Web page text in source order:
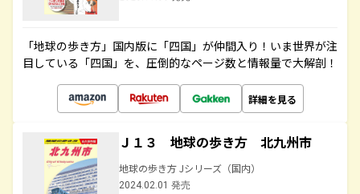
「地球の歩き方」国内版に「四国」が仲間入り！いま世界が注
目している「四国」を、圧倒的なページ数と情報量で大解剖！
詳細を見る
Ｊ１３ 地球の歩き方 北九州市
地球の歩き方 Jシリーズ（国内）
2024.02.01 発売